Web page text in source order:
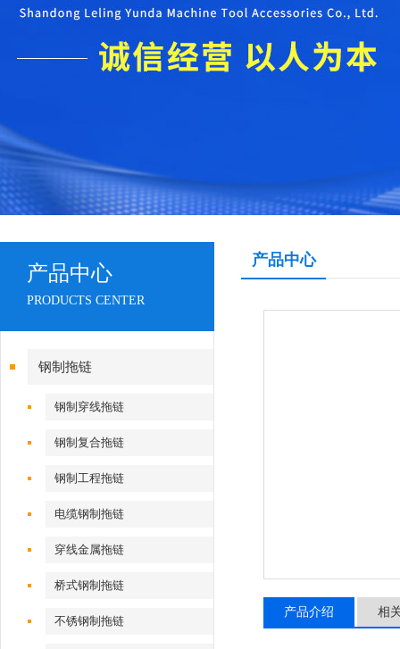
产品中心
PRODUCTS CENTER
钢制拖链
钢制穿线拖链
钢制复合拖链
钢制工程拖链
电缆钢制拖链
穿线金属拖链
桥式钢制拖链
不锈钢制拖链
产品中心
产品介绍 相